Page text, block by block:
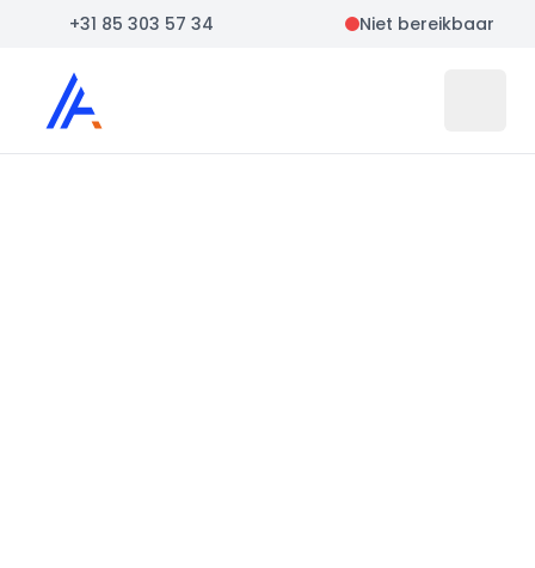
+31 85 303 57 34 Niet bereikbaar
Auto Atlas